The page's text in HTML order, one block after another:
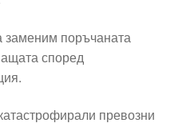
заменим поръчаната
според
превозни